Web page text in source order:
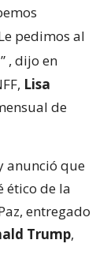
pedimos al
, dijo en
Lisa
de
anunció que
ético de la
entregado
Trump,